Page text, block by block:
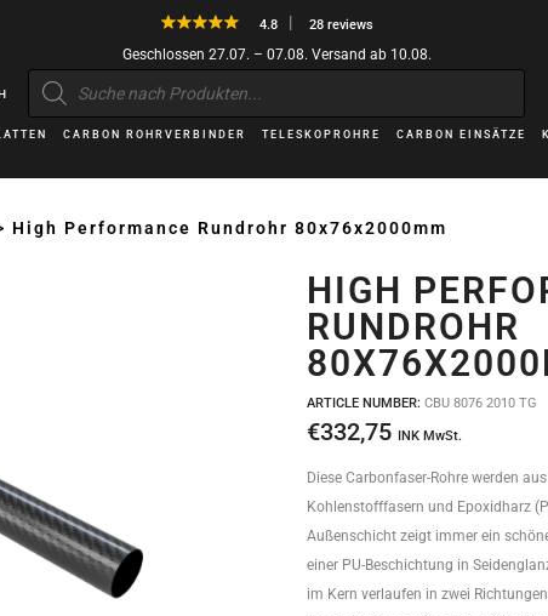
4.8 28 reviews
Geschlossen 27.07. – 07.08. Versand ab 10.08.
Products
search
CARBON ROHRVERBINDER TELESKOPROHRE CARBON EINSÄTZE
High Performance Rundrohr 80x76x2000mm
HIGH
RUNDROHR
ARTICLE NUMBER: CBU 8076 2010 TG
€332,75 INK MwSt.
Diese Carbonfaser-Rohre werden
Kohlenstofffasern und Epoxidharz
Außenschicht zeigt immer ein
einer PU-Beschichtung in
im Kern verlaufen in zwei